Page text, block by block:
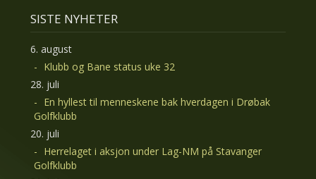
SISTE NYHETER
6. august
Klubb og Bane status uke 32
28. juli
En hyllest til menneskene bak hverdagen i Drøbak
Golfklubb
20. juli
Herrelaget i aksjon under Lag-NM på Stavanger
Golfklubb